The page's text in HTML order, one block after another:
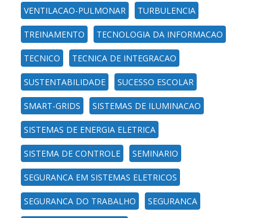
VENTILACAO-PULMONAR TURBULENCIA
TREINAMENTO TECNOLOGIA DA INFORMACAO
TECNICO TECNICA DE INTEGRACAO
SUSTENTABILIDADE SUCESSO ESCOLAR
SMART-GRIDS SISTEMAS DE ILUMINACAO
SISTEMAS DE ENERGIA ELETRICA
SISTEMA DE CONTROLE SEMINARIO
SEGURANCA EM SISTEMAS ELETRICOS
SEGURANCA DO TRABALHO SEGURANCA